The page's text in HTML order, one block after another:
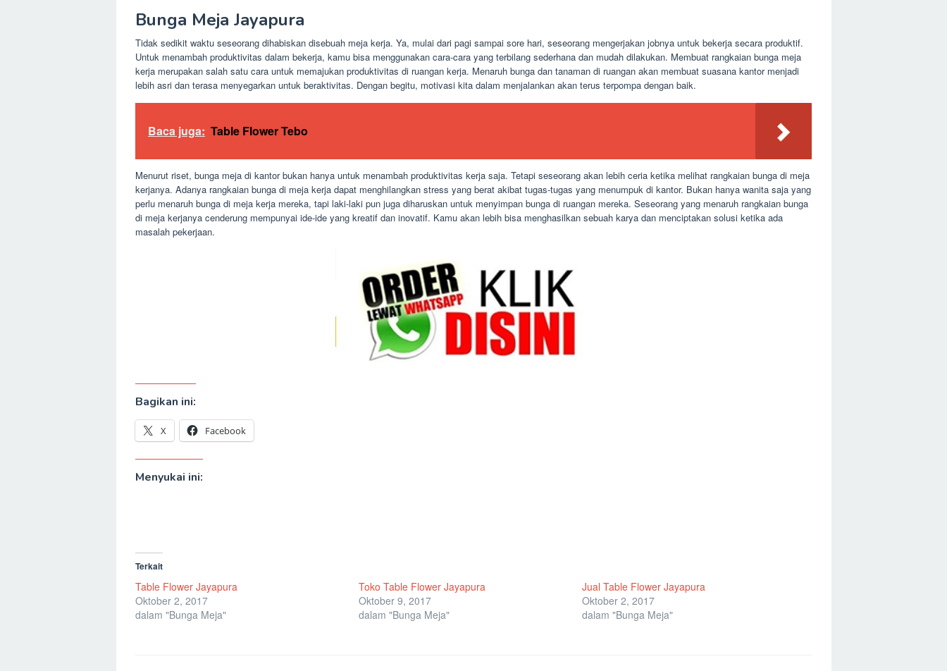
Bunga Meja Jayapura
Tidak sedikit waktu seseorang dihabiskan disebuah meja kerja. Ya, mulai dari pagi sampai sore hari, seseorang mengerjakan jobnya untuk bekerja secara produktif.
Untuk menambah produktivitas dalam bekerja, kamu bisa menggunakan cara-cara yang terbilang sederhana dan mudah dilakukan. Membuat rangkaian bunga meja
kerja merupakan salah satu cara untuk memajukan produktivitas di ruangan kerja. Menaruh bunga dan tanaman di ruangan akan membuat suasana kantor menjadi
lebih asri dan terasa menyegarkan untuk beraktivitas. Dengan begitu, motivasi kita dalam menjalankan akan terus terpompa dengan baik.
Baca juga: Table Flower Tebo
Menurut riset, bunga meja di kantor bukan hanya untuk menambah produktivitas kerja saja. Tetapi seseorang akan lebih ceria ketika melihat rangkaian bunga di meja
kerjanya. Adanya rangkaian bunga di meja kerja dapat menghilangkan stress yang berat akibat tugas-tugas yang menumpuk di kantor. Bukan hanya wanita saja yang
perlu menaruh bunga di meja kerja mereka, tapi laki-laki pun juga diharuskan untuk menyimpan bunga di ruangan mereka. Seseorang yang menaruh rangkaian bunga
di meja kerjanya cenderung mempunyai ide-ide yang kreatif dan inovatif. Kamu akan lebih bisa menghasilkan sebuah karya dan menciptakan solusi ketika ada
masalah pekerjaan.
Bagikan ini:
X Facebook
Menyukai ini:
Terkait
Table Flower Jayapura
Oktober 2, 2017
dalam "Bunga Meja"
Toko Table Flower Jayapura
Oktober 9, 2017
dalam "Bunga Meja"
Jual Table Flower Jayapura
Oktober 2, 2017
dalam "Bunga Meja"